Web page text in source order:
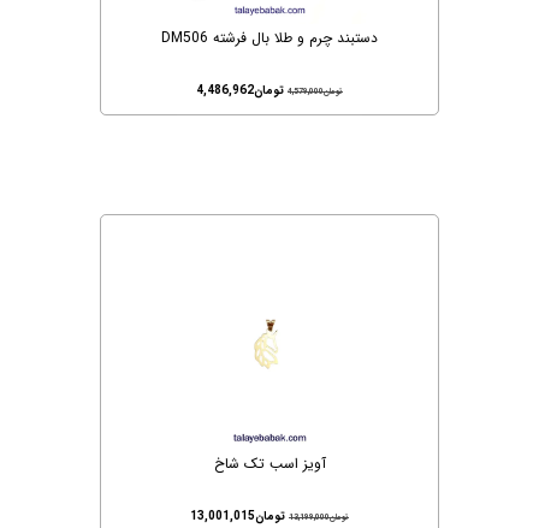
دستبند چرم و طلا بال فرشته DM506
تومان4,579,000 تومان4,486,962
آویز اسب تک شاخ
تومان13,199,000 تومان13,001,015